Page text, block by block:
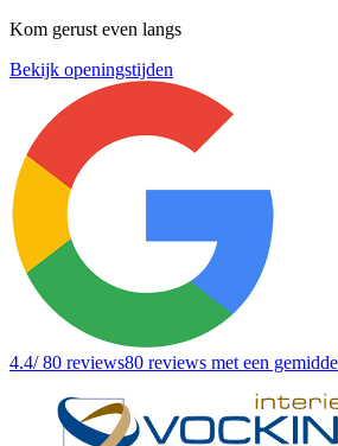
Kom gerust even langs
Bekijk openingstijden
4.4/ 80 reviews80 reviews met een